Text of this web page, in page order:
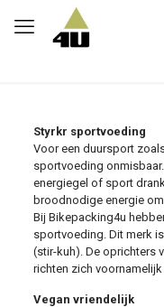
Styrkr sportvoeding
Voor een duursport
sportvoeding
energiegel of sport
broodnodige energie
Bij Bikepacking4u
sportvoeding. Dit merk
(stir-kuh). De oprichters
richten zich
Vegan vriendelijk